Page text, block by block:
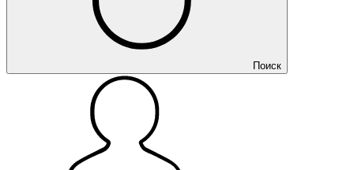
Поиск